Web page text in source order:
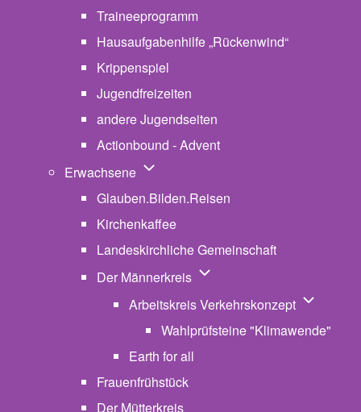
Traineeprogramm
Hausaufgabenhilfe „Rückenwind“
Krippenspiel
Jugendfreizeiten
andere Jugendseiten
Actionbound - Advent
Erwachsene Unternavigation von Erwachsene
Glauben.Bilden.Reisen
Kirchenkaffee
Landeskirchliche Gemeinschaft
Der Männerkreis Unternavigation von Der
Arbeitskreis Verkehrskonzept
Wahlprüfsteine "Klimawende"
Earth for all
Frauenfrühstück
Der Mütterkreis